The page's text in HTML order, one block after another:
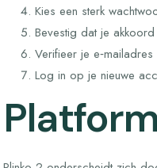
Kies een sterk
Bevestig dat je
Verifieer je
Log in op je nieuwe